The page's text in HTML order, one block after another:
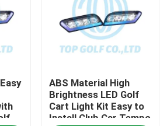
ABS Material High
Brightness LED Golf
Cart Light Kit Easy to
Install Club Car Tempo